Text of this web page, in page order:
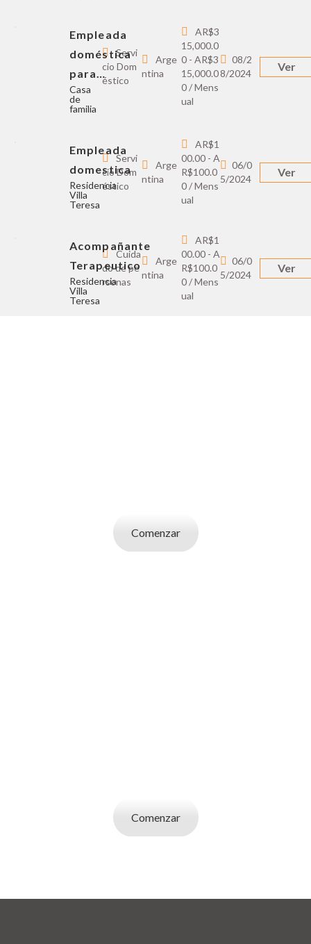
Empleada
doméstica
para…
Casa
de
familia
Servi
cio Dom
éstico
Arge
ntina
AR$3
15,000.0
0 - AR$3
15,000.0
0 / Mens
ual
08/2
8/2024
Ver
Empleada
domestica
Residencia
Villa
Teresa
Servi
cio Dom
éstico
Arge
ntina
AR$1
00.00 - A
R$100.0
0 / Mens
ual
06/0
5/2024
Ver
Acompañante
Terapeutico
Residencia
Villa
Teresa
Cuida
do de pe
rsonas
Arge
ntina
AR$1
00.00 - A
R$100.0
0 / Mens
ual
06/0
5/2024
Ver
Comenzar
Comenzar